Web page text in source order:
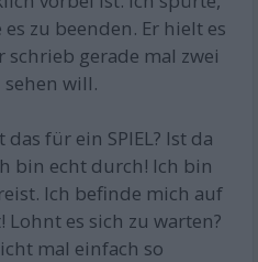
zu beenden. Er hielt es
gerade mal zwei
sehen will.
für ein SPIEL? Ist da
bin echt durch! Ich bin
Ich befinde mich auf
Lohnt es sich zu warten?
mal einfach so